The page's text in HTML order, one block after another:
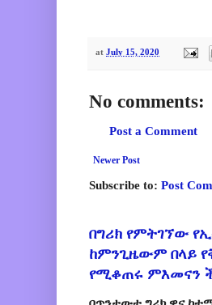
at July 15, 2020
No comments:
Post a Comment
Newer Post
Subscribe to: Post
በግሪክ የምትገኘው
ከምንጊዜውም በላይ
የሚቆጠሩ ምእመናን